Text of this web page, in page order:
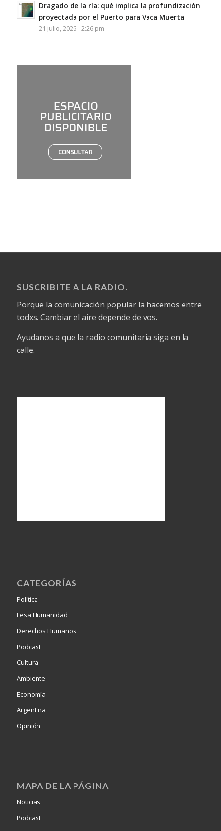
Dragado de la ría: qué implica la profundización
proyectada por el Puerto para Vaca Muerta
21 julio, 2026 - 2:26 pm
SUSCRIBITE A LA RADIO.
Porque la comunicación popular la hacemos entre
todxs. Cambiar el aire depende de vos.
Ayudanos a que la radio comunitaria siga en la
calle.
CATEGORÍAS
Política
Lesa Humanidad
Derechos Humanos
Podcast
Cultura
Ambiente
Economía
Argentina
Opinión
MAPA DE LA PÁGINA
Noticias
Podcast